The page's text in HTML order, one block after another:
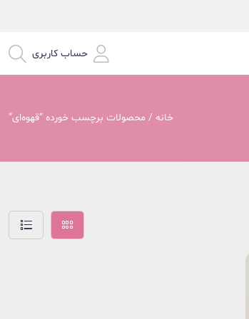
حساب کاربری
خانه / محصولات برچسب خورده “قهوه‌ای”